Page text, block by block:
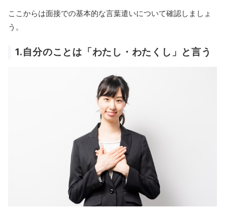
ここからは面接での基本的な言葉遣いについて確認しましょ
う。
1.自分のことは「わたし・わたくし」と言う